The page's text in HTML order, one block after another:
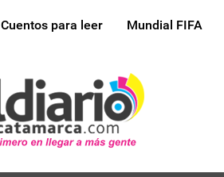
Cuentos para leer Mundial FIFA